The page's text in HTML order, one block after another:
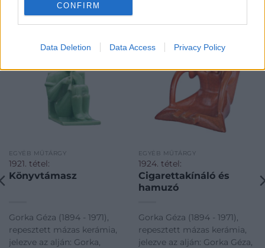
CONFIRM
Data Deletion Data Access Privacy Policy
KAPCSOLÓDÓ MŰTÁRGYAK
EGYÉB MŰTÁRGY
1921. tétel:
Könyvtámasz
Gorka Géza (1894 - 1971),
repesztett mázas kerámia,
jelezve az alján: Gorka,
EGYÉB MŰTÁRGY
1924. tétel:
Cigarettakínáló és
hamuzó
Gorka Géza (1894 - 1971),
repesztett mázas kerámia,
jelezve az alján: Gorka Géza,